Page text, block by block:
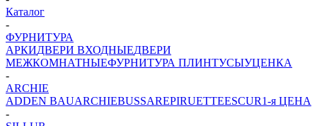
Каталог
-
ФУРНИТУРА
АРКИДВЕРИ ВХОДНЫЕДВЕРИ
МЕЖКОМНАТНЫЕФУРНИТУРА ПЛИНТУСЫУЦЕНКА
-
ARCHIE
ADDEN BAUARCHIEBUSSAREPIRUETTEESCUR1-я ЦЕНА
-